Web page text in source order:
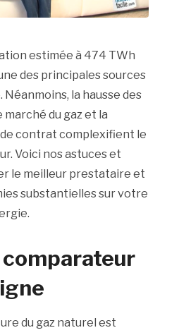
estimée à 474 TWh
des principales sources
Néanmoins, la hausse des
du gaz et la
contrat complexifient le
Voici nos astuces et
le meilleur prestataire et
substantielles sur votre
du gaz naturel est